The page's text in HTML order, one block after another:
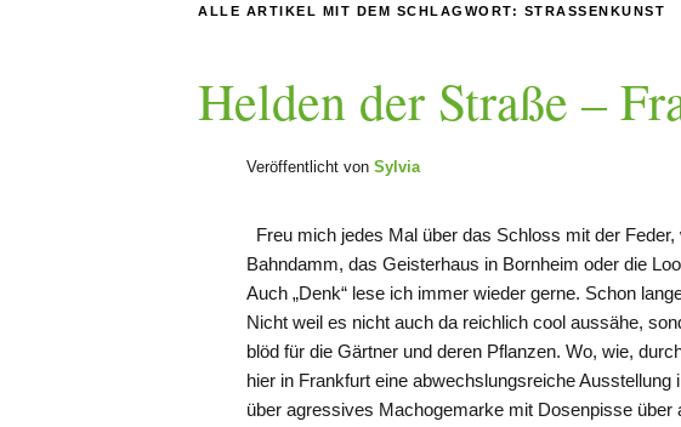
ALLE ARTIKEL MIT DEM SCHLAGWORT: STRASSENKUNST
Helden der Straße –
Veröffentlicht von Sylvia
Freu mich jedes Mal über das Schloss mit der
Bahndamm, das Geisterhaus in Bornheim oder die
Auch „Denk“ lese ich immer wieder gerne. Schon
Nicht weil es nicht auch da reichlich cool aussähe,
blöd für die Gärtner und deren Pflanzen. Wo, wie,
hier in Frankfurt eine abwechslungsreiche
über agressives Machogemarke mit Dosenpisse